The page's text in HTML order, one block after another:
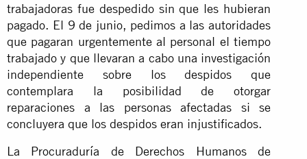
trabajadoras fue despedido sin que les hubieran
pagado. El 9 de junio, pedimos a las autoridades
que pagaran urgentemente al personal el tiempo
trabajado y que llevaran a cabo una investigación
independiente sobre los despidos que
contemplara la posibilidad de otorgar
reparaciones a las personas afectadas si se
concluyera que los despidos eran injustificados.
La Procuraduría de Derechos Humanos de